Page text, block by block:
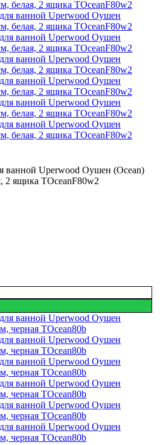
ванной Uperwood Оушен (Ocean)
2 ящика TOceanF80w2